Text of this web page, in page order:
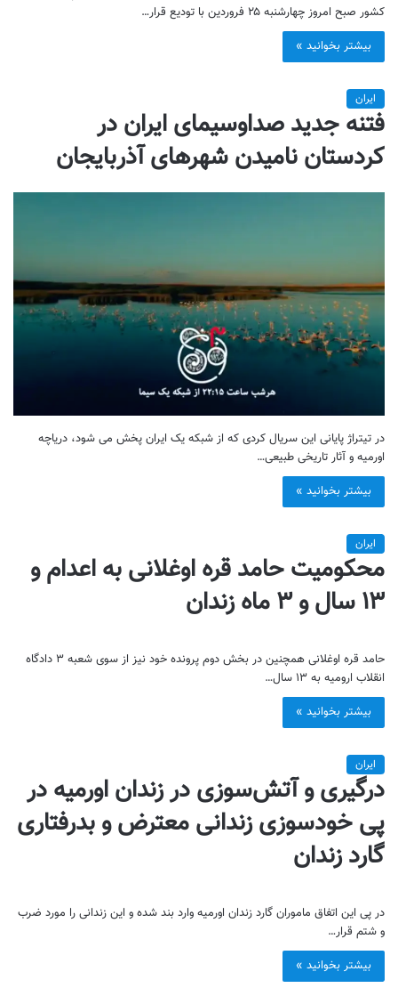
کشور صبح امروز چهارشنبه ۲۵ فروردین‌ با تودیع قرار…
بیشتر بخوانید »
ایران
فتنه جدید صداوسیمای ایران در
کردستان نامیدن شهرهای آذربایجان
در تیتراژ پایانی این سریال کردی که از شبکه یک ایران پخش می شود، دریاچه
اورمیه و آثار تاریخی طبیعی…
بیشتر بخوانید »
ایران
محکومیت حامد قره اوغلانی به اعدام و
۱۳ سال و ۳ ماه زندان
حامد قره اوغلانی همچنین در بخش دوم پرونده خود نیز از سوی شعبه ۳ دادگاه
انقلاب ارومیه به ۱۳ سال…
بیشتر بخوانید »
ایران
درگیری و آتش‌سوزی در زندان اورمیه در
پی خودسوزی زندانی معترض و بدرفتاری
گارد زندان
در پی این اتفاق ماموران گارد زندان اورمیه وارد بند شده و این زندانی را مورد ضرب
و شتم قرار…
بیشتر بخوانید »